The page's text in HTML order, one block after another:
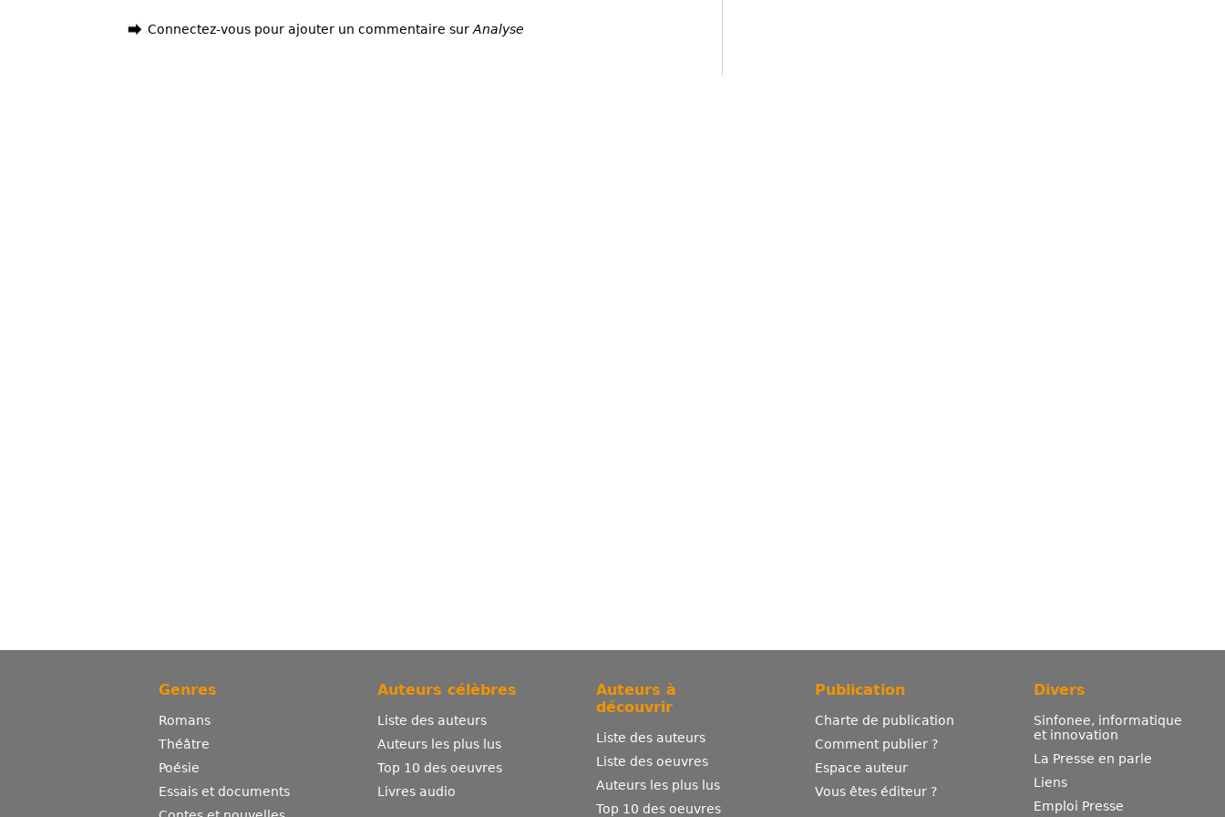
Connectez-vous pour ajouter un commentaire sur Analyse
Genres
Romans
Théâtre
Poésie
Essais et documents
Auteurs célèbres
Liste des auteurs
Auteurs les plus lus
Top 10 des oeuvres
Livres audio
Auteurs à
découvrir
Liste des auteurs
Liste des oeuvres
Auteurs les plus lus
Top 10 des oeuvres
Publication
Charte de publication
Comment publier ?
Espace auteur
Vous êtes éditeur ?
Divers
Sinfonee, informatique
et innovation
La Presse en parle
Liens
Emploi Presse